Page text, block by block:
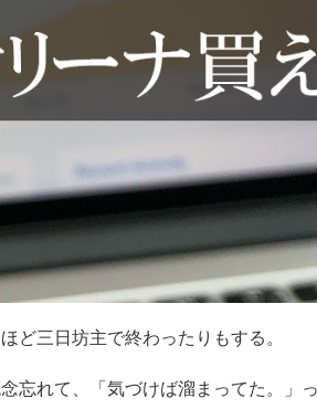
ど三日坊主で終わったりもする。
忘れて、「気づけば溜まってた。」